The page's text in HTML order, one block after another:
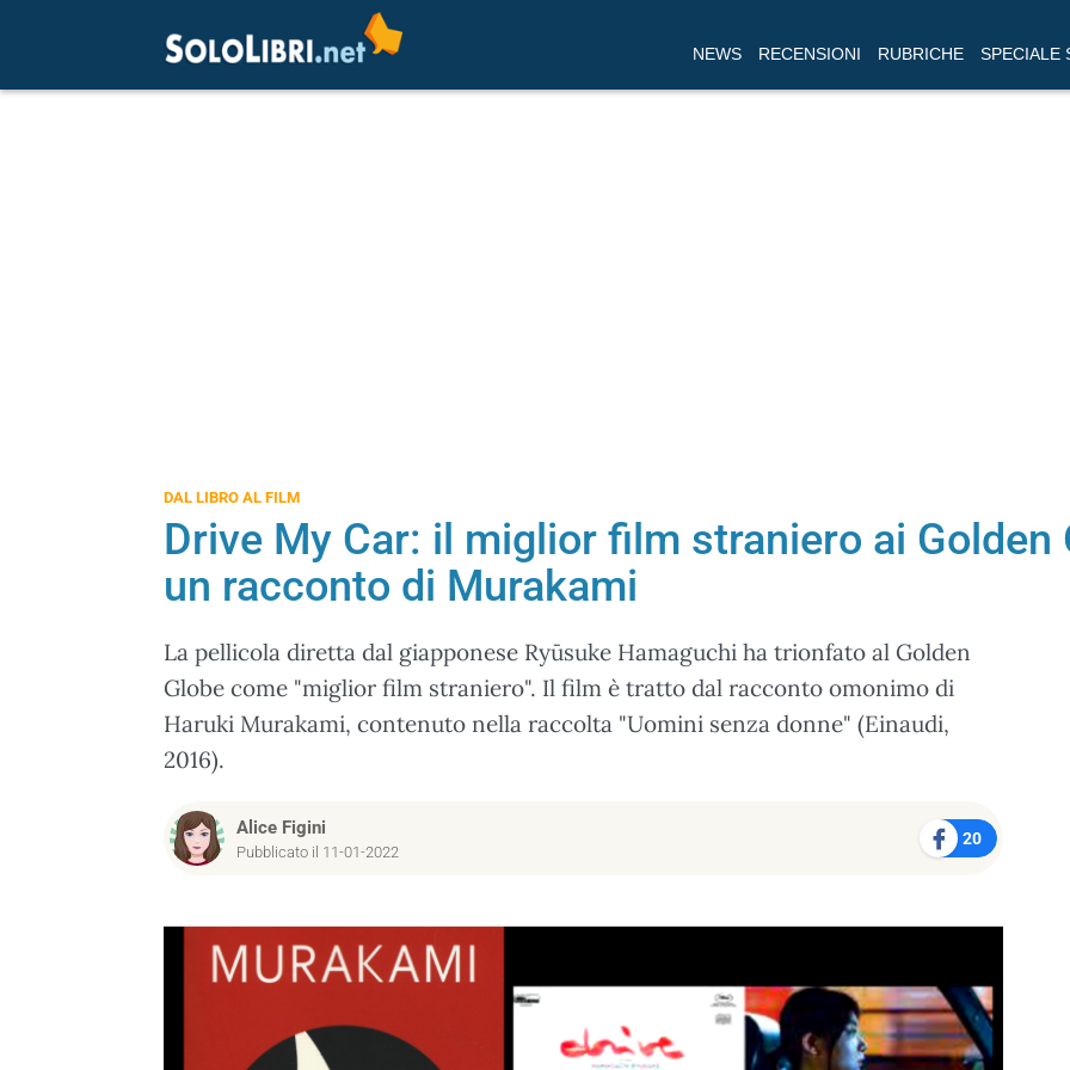
NEWS RECENSIONI RUBRICHE SPECIALE
DAL LIBRO AL FILM
Drive My Car: il miglior film straniero ai Golden
un racconto di Murakami
La pellicola diretta dal giapponese Ryūsuke Hamaguchi ha trionfato al Golden
Globe come "miglior film straniero". Il film è tratto dal racconto omonimo di
Haruki Murakami, contenuto nella raccolta "Uomini senza donne" (Einaudi,
2016).
Alice Figini
Pubblicato il 11-01-2022
20